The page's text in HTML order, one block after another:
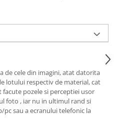
de cele din imagini, atat datorita
lotului respectiv de material, cat
pozele si perceptiei usor
foto , iar nu in ultimul rand si
sau a ecranului telefonic la